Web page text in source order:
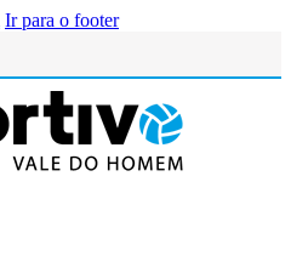
Ir para o footer